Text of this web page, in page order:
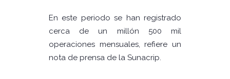
En este periodo se han registrado
cerca de un millón 500 mil
operaciones mensuales, refiere un
nota de prensa de la Sunacrip.